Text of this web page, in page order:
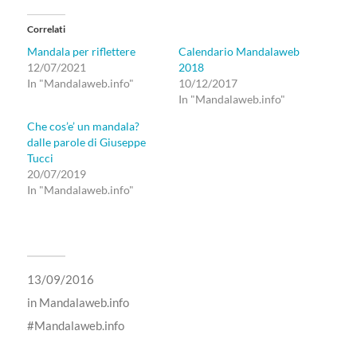
Correlati
Mandala per riflettere
12/07/2021
In "Mandalaweb.info"
Calendario Mandalaweb
2018
10/12/2017
In "Mandalaweb.info"
Che cos’e’ un mandala?
dalle parole di Giuseppe
Tucci
20/07/2019
In "Mandalaweb.info"
13/09/2016
in Mandalaweb.info
Mandalaweb.info